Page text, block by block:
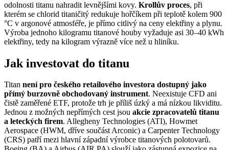
odolnosti titanu nahradit levnějšími kovy. Krollův proces, při
kterém se chlorid titaničitý redukuje hořčíkem při teplotě kolem 900
°C v argonové atmosféře, je přímo citlivý na ceny elektřiny a plynu.
Výroba jednoho kilogramu titanové houby vyžaduje asi 30–40 kWh
elektřiny, tedy na kilogram výrazně více než u hliníku.
Jak investovat do titanu
Titan není pro českého retailového investora dostupný jako
přímý burzovně obchodovaný instrument. Neexistuje CFD ani
čistě zaměřené ETF, protože trh je příliš úzký a má nízkou likviditu.
Jednou z možných nepřímých cest jsou akcie zpracovatelů titanu
a leteckých firem. Allegheny Technologies (ATI), Howmet
Aerospace (HWM, dříve součást Arconic) a Carpenter Technology
(CRS) patří mezi hlavní západní výrobce titanových polotovarů.